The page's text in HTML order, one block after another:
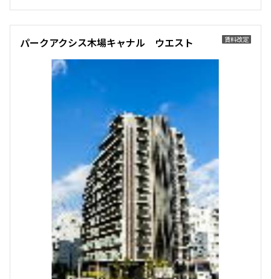
賃料改定
パークアクシス木場キャナル ウエスト